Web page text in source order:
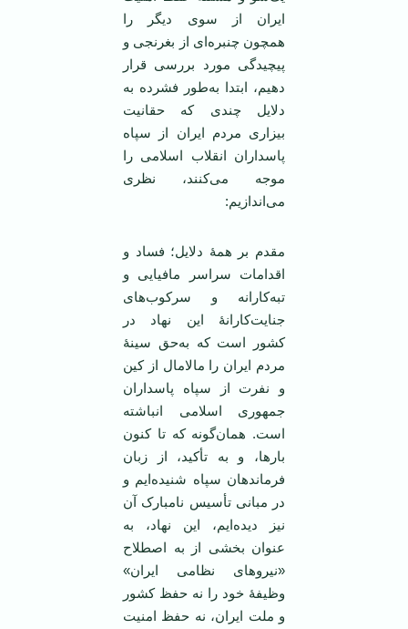
ایران از سوی دیگر را
همچون چنبره‌ای از بغرنجی و
پیچیدگی مورد بررسی قرار
دهیم، ابتدا به‌طور فشرده به
دلایل چندی که حقانیت
بیزاری مردم ایران از سپاه
پاسداران انقلاب اسلامی را
موجه می‌کنند، نظری
می‌اندازیم:
مقدم بر همۀ دلایل؛ فساد و
اقدامات سراسر مافیایی و
تبه‌کارانه و سرکوب‌های
جنایت‌کارانۀ این نهاد در
کشور است که به‌حق سینۀ
مردم ایران را مالامال از کین
و نفرت از سپاه پاسداران
جمهوری اسلامی انباشته
است. همان‌گونه که تا کنون
بارها، و به تأکید، از زبان
فرماندهان سپاه شنیده‌ایم و
در مبانی تأسیس نامبارک آن
نیز دیده‌ایم، این نهاد، به
عنوان بخشی از به اصطلاح
«نیروهای نظامی ایران»
وظیفۀ خود را نه حفظ کشور
و ملت ایران، نه حفظ امنیت